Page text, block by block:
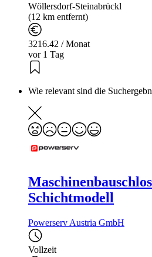
Wöllersdorf-Steinabrückl
(12 km entfernt)
3216.42 / Monat
vor 1 Tag
Wie relevant sind die
Schichtmodell
Powerserv Austria GmbH
Vollzeit